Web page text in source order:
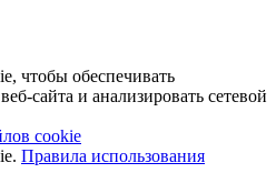
чтобы обеспечивать
сайта и анализировать сетевой
cookie
Правила использования